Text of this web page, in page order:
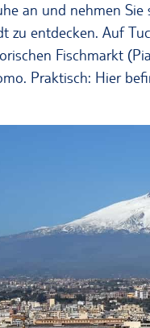
an und nehmen
zu entdecken. Auf
Fischmarkt
Praktisch: Hier